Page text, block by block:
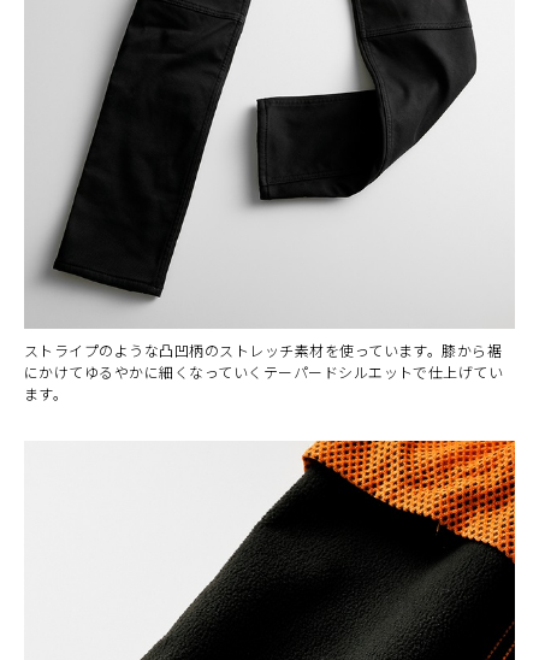
ストライプのような凸凹柄のストレッチ素材を使っています。膝から裾
にかけてゆるやかに細くなっていくテーパードシルエットで仕上げてい
ます。